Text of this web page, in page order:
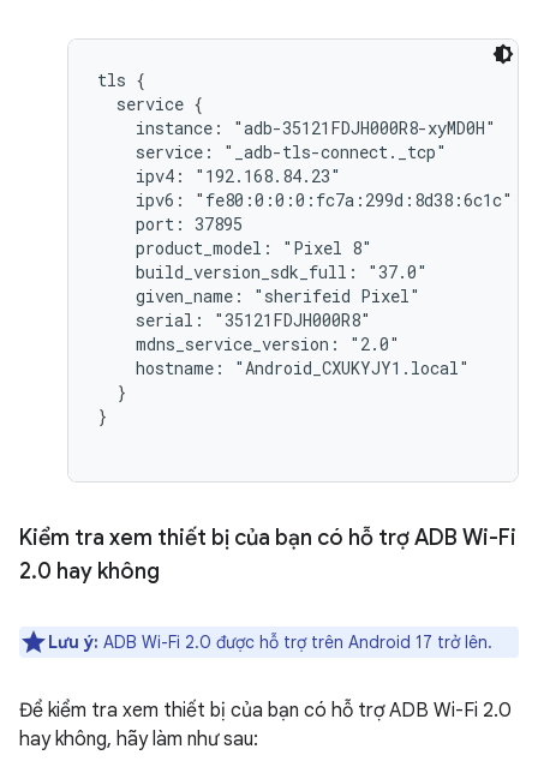
tls {
  service {
    instance: "adb-35121FDJH000R8-xyMD0H"
    service: "_adb-tls-connect._tcp"
    ipv4: "192.168.84.23"
    ipv6: "fe80:0:0:0:fc7a:299d:8d38:6c1c"
    port: 37895
    product_model: "Pixel 8"
    build_version_sdk_full: "37.0"
    given_name: "sherifeid Pixel"
    serial: "35121FDJH000R8"
    mdns_service_version: "2.0"
    hostname: "Android_CXUKYJY1.local"
  }
}
Kiểm tra xem thiết bị của bạn có hỗ trợ ADB Wi-Fi
2.0 hay không
Lưu ý: ADB Wi-Fi 2.0 được hỗ trợ trên Android 17 trở lên.
Để kiểm tra xem thiết bị của bạn có hỗ trợ ADB Wi-Fi 2.0
hay không, hãy làm như sau: